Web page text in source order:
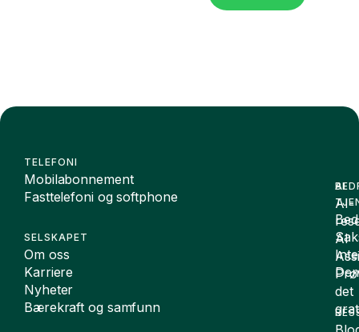
TELEFONI
Mobilabonnement
Fasttelefoni og softphone
SELSKAPET
Om oss
Karriere
Nyheter
Bærekraft og samfunn
AI
AI-
AI
det